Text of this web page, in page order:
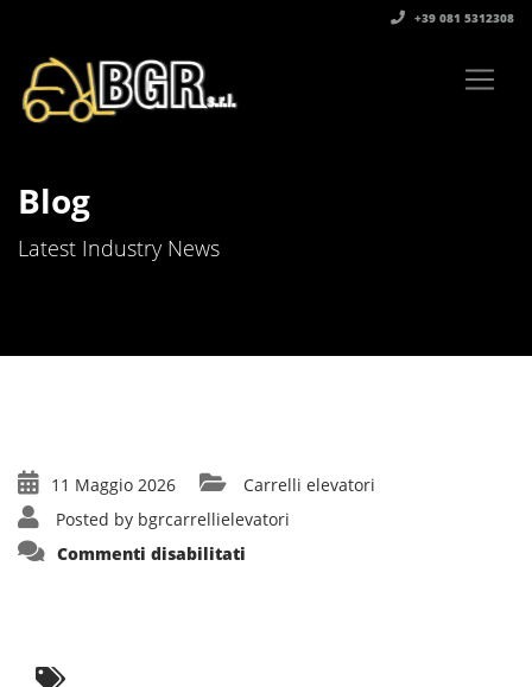
+39 081 5312308‬
Blog
Latest Industry News
11 Maggio 2026
Carrelli elevatori
Posted by bgrcarrellielevatori
Commenti disabilitati